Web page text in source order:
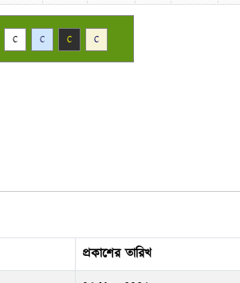
C C C C
প্রকাশের তারিখ